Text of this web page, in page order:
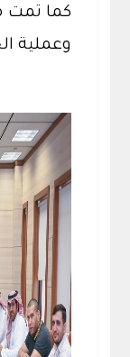
كما تمت
وعملية